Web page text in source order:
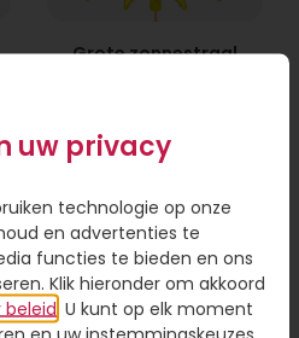
Grote zonnestraal
17,95
Bestel
uw privacy
technologie op onze
en advertenties te
functies te bieden en ons
Klik hieronder om akkoord
beleid . U kunt op elk moment